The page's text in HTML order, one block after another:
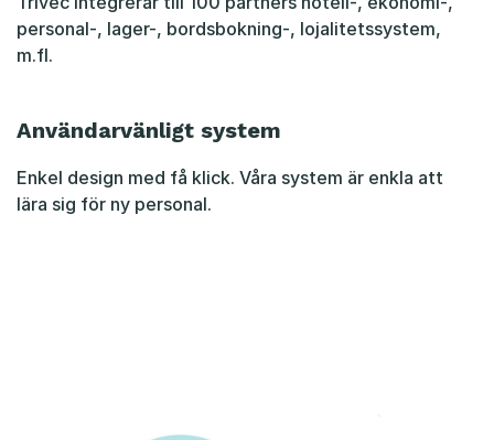
personal-, lager-, bordsbokning-, lojalitetssystem,
m.fl.
Användarvänligt system
Enkel design med få klick. Våra system är enkla att
lära sig för ny personal.